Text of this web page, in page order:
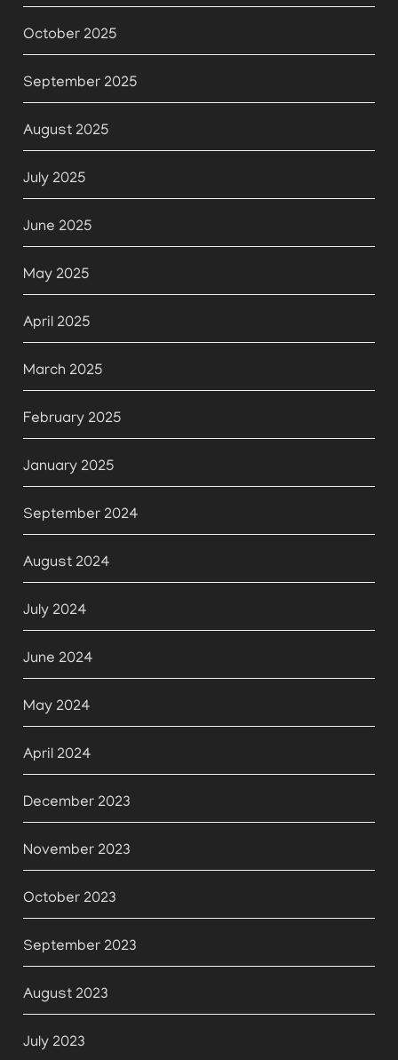
October 2025
September 2025
August 2025
July 2025
June 2025
May 2025
April 2025
March 2025
February 2025
January 2025
September 2024
August 2024
July 2024
June 2024
May 2024
April 2024
December 2023
November 2023
October 2023
September 2023
August 2023
July 2023